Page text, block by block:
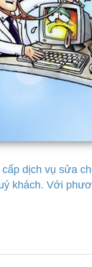
cấp dịch vụ sửa
khách. Với